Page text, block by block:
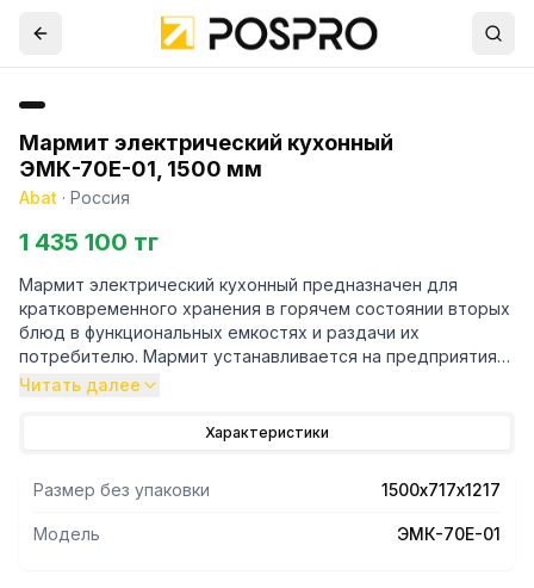
Мармит электрический кухонный
ЭМК-70Е-01, 1500 мм
Abat · Россия
1 435 100 тг
Мармит электрический кухонный предназначен для
кратковременного хранения в горячем состоянии вторых
блюд в функциональных емкостях и раздачи их
потребителю. Мармит устанавливается на предприятиях
общественного питания отдельно или в составе
столовых самообслуживания.
Читать далее
Характеристики
Размер без упаковки 1500х717х1217
Модель ЭМК-70Е-01